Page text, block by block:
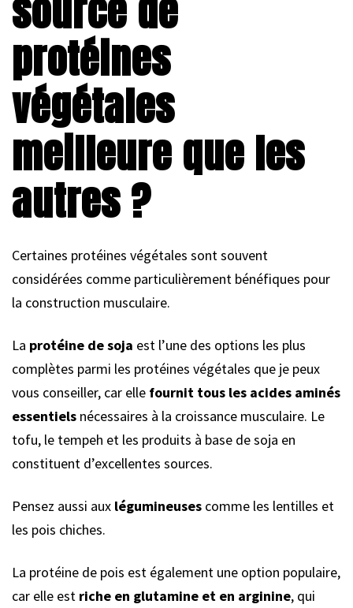
protéines
végétales
meilleure que les
autres ?
Certaines protéines végétales sont souvent
considérées comme particulièrement bénéfiques pour
la construction musculaire.
La protéine de soja est l’une des options les plus
complètes parmi les protéines végétales que je peux
vous conseiller, car elle fournit tous les acides aminés
essentiels nécessaires à la croissance musculaire. Le
tofu, le tempeh et les produits à base de soja en
constituent d’excellentes sources.
Pensez aussi aux légumineuses comme les lentilles et
les pois chiches.
La protéine de pois est également une option populaire,
car elle est riche en glutamine et en arginine, qui